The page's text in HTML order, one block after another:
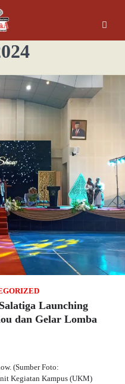
Launching
dan Gelar Lomba
(Sumber Foto:
Kegiatan Kampus (UKM)